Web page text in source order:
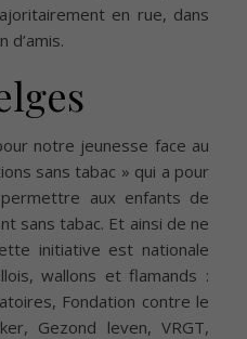
en rue, dans
d’amis.
notre jeunesse face au
sans tabac » qui a pour
aux enfants de
sans tabac. Et ainsi de ne
initiative est nationale
wallons et flamands :
Fondation contre le
Gezond leven, VRGT,